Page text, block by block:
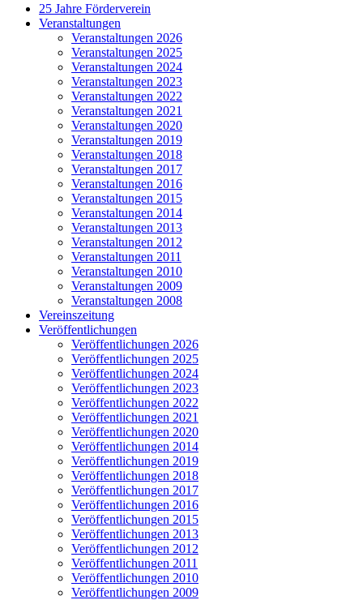
25 Jahre Förderverein
Veranstaltungen
Veranstaltungen 2026
Veranstaltungen 2025
Veranstaltungen 2024
Veranstaltungen 2023
Veranstaltungen 2022
Veranstaltungen 2021
Veranstaltungen 2020
Veranstaltungen 2019
Veranstaltungen 2018
Veranstaltungen 2017
Veranstaltungen 2016
Veranstaltungen 2015
Veranstaltungen 2014
Veranstaltungen 2013
Veranstaltungen 2012
Veranstaltungen 2011
Veranstaltungen 2010
Veranstaltungen 2009
Veranstaltungen 2008
Vereinszeitung
Veröffentlichungen
Veröffentlichungen 2026
Veröffentlichungen 2025
Veröffentlichungen 2024
Veröffentlichungen 2023
Veröffentlichungen 2022
Veröffentlichungen 2021
Veröffentlichungen 2020
Veröffentlichungen 2014
Veröffentlichungen 2019
Veröffentlichungen 2018
Veröffentlichungen 2017
Veröffentlichungen 2016
Veröffentlichungen 2015
Veröffentlichungen 2013
Veröffentlichungen 2012
Veröffentlichungen 2011
Veröffentlichungen 2010
Veröffentlichungen 2009